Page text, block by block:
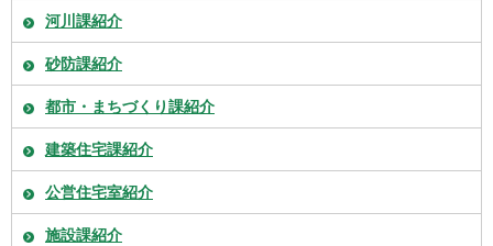
河川課紹介
砂防課紹介
都市・まちづくり課紹介
建築住宅課紹介
公営住宅室紹介
施設課紹介